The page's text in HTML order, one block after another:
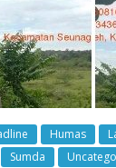
Humas
Sumda